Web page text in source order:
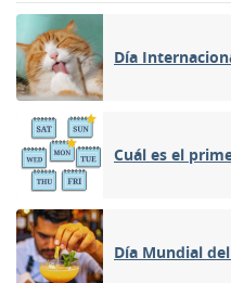
Día
Cuál es el
Día Mundial